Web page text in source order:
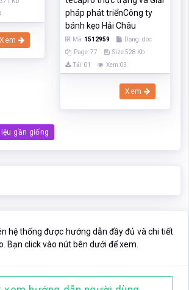
Xem
pháp phát triểnCông ty
bánh kẹo Hải Châu
Mã: 1512959
Dạng:.doc
Page: 77
Size:528 Kb
Tải: 01
Xem:03
Xem
gần giống
hệ thống được hướng dẫn đầy đủ và chi tiết
Bạn click vào nút bên dưới để xem.